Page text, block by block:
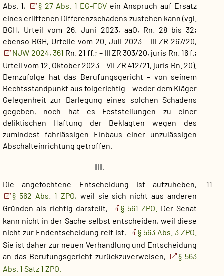
Abs. 1,
§ 27 Abs. 1 EG-FGV ein Anspruch auf Ersatz
eines erlittenen Differenzschadens zustehen kann (vgl.
BGH, Urteil vom 26. Juni 2023, aaO, Rn. 28 bis 32;
ebenso BGH, Urteile vom 20. Juli 2023 – III ZR 267/20,
NJW 2024, 361 Rn. 21 ff.; – III ZR 303/20, juris Rn. 16 f.;
Urteil vom 12. Oktober 2023 – VII ZR 412/21, juris Rn. 20).
Demzufolge hat das Berufungsgericht – von seinem
Rechtsstandpunkt aus folgerichtig – weder dem Kläger
Gelegenheit zur Darlegung eines solchen Schadens
gegeben, noch hat es Feststellungen zu einer
deliktischen Haftung der Beklagten wegen des
zumindest fahrlässigen Einbaus einer unzulässigen
Abschalteinrichtung getroffen.
III.
11
Die angefochtene Entscheidung ist aufzuheben,
§ 562 Abs. 1 ZPO, weil sie sich nicht aus anderen
Gründen als richtig darstellt,
§ 561 ZPO.
Der Senat
kann nicht in der Sache selbst entscheiden, weil diese
nicht zur Endentscheidung reif ist,
§ 563 Abs. 3 ZPO.
Sie ist daher zur neuen Verhandlung und Entscheidung
an das Berufungsgericht zurückzuverweisen,
§ 563
Abs. 1 Satz 1 ZPO.